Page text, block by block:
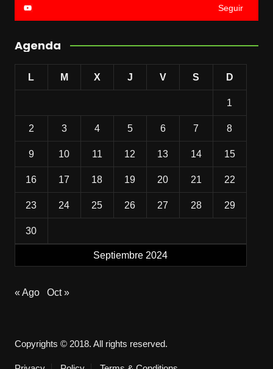
Seguir
Agenda
Septiembre 2024
L M X J V S D
1
2 3 4 5 6 7 8
9 10 11 12 13 14 15
16 17 18 19 20 21 22
23 24 25 26 27 28 29
30
« Ago Oct »
Copyrights © 2018. All rights reserved.